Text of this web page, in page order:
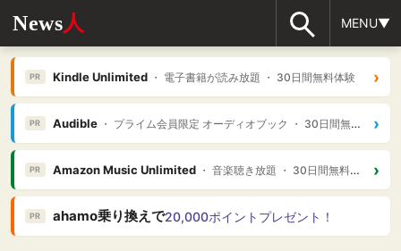
News人 MENU▼
PR Kindle Unlimited・ 電子書籍が読み放題 ・ 30日間無料体験 ›
PR Audible・ プライム会員限定 オーディオブック ・ 30日間無料体験 ›
PR Amazon Music Unlimited・ 音楽聴き放題 ・ 30日間無料体験 ›
PR ahamo乗り換えで20,000ポイントプレゼント！